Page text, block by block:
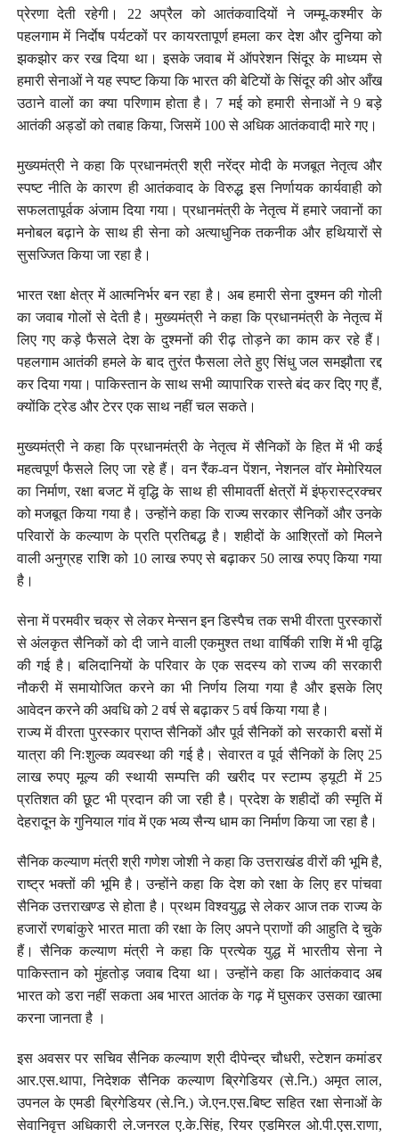
प्रेरणा देती रहेगी। 22 अप्रैल को आतंकवादियों ने जम्मू-कश्मीर के
पहलगाम में निर्दाेष पर्यटकों पर कायरतापूर्ण हमला कर देश और दुनिया को
झकझोर कर रख दिया था। इसके जवाब में ऑपरेशन सिंदूर के माध्यम से
हमारी सेनाओं ने यह स्पष्ट किया कि भारत की बेटियों के सिंदूर की ओर आँख
उठाने वालों का क्या परिणाम होता है। 7 मई को हमारी सेनाओं ने 9 बड़े
आतंकी अड्डों को तबाह किया, जिसमें 100 से अधिक आतंकवादी मारे गए।
मुख्यमंत्री ने कहा कि प्रधानमंत्री श्री नरेंद्र मोदी के मजबूत नेतृत्व और
स्पष्ट नीति के कारण ही आतंकवाद के विरुद्ध इस निर्णायक कार्यवाही को
सफलतापूर्वक अंजाम दिया गया। प्रधानमंत्री के नेतृत्व में हमारे जवानों का
मनोबल बढ़ाने के साथ ही सेना को अत्याधुनिक तकनीक और हथियारों से
सुसज्जित किया जा रहा है।
भारत रक्षा क्षेत्र में आत्मनिर्भर बन रहा है। अब हमारी सेना दुश्मन की गोली
का जवाब गोलों से देती है। मुख्यमंत्री ने कहा कि प्रधानमंत्री के नेतृत्व में
लिए गए कड़े फैसले देश के दुश्मनों की रीढ़ तोड़ने का काम कर रहे हैं।
पहलगाम आतंकी हमले के बाद तुरंत फैसला लेते हुए सिंधु जल समझौता रद्द
कर दिया गया। पाकिस्तान के साथ सभी व्यापारिक रास्ते बंद कर दिए गए हैं,
क्योंकि ट्रेड और टेरर एक साथ नहीं चल सकते।
मुख्यमंत्री ने कहा कि प्रधानमंत्री के नेतृत्व में सैनिकों के हित में भी कई
महत्वपूर्ण फैसले लिए जा रहे हैं। वन रैंक-वन पेंशन, नेशनल वॉर मेमोरियल
का निर्माण, रक्षा बजट में वृद्धि के साथ ही सीमावर्ती क्षेत्रों में इंफ्रास्ट्रक्चर
को मजबूत किया गया है। उन्होंने कहा कि राज्य सरकार सैनिकों और उनके
परिवारों के कल्याण के प्रति प्रतिबद्ध है। शहीदों के आश्रितों को मिलने
वाली अनुग्रह राशि को 10 लाख रुपए से बढ़ाकर 50 लाख रुपए किया गया
है।
सेना में परमवीर चक्र से लेकर मेन्सन इन डिस्पैच तक सभी वीरता पुरस्कारों
से अंलकृत सैनिकों को दी जाने वाली एकमुश्त तथा वार्षिकी राशि में भी वृद्धि
की गई है। बलिदानियों के परिवार के एक सदस्य को राज्य की सरकारी
नौकरी में समायोजित करने का भी निर्णय लिया गया है और इसके लिए
आवेदन करने की अवधि को 2 वर्ष से बढ़ाकर 5 वर्ष किया गया है।
राज्य में वीरता पुरस्कार प्राप्त सैनिकों और पूर्व सैनिकों को सरकारी बसों में
यात्रा की निःशुल्क व्यवस्था की गई है। सेवारत व पूर्व सैनिकों के लिए 25
लाख रुपए मूल्य की स्थायी सम्पत्ति की खरीद पर स्टाम्प ड्यूटी में 25
प्रतिशत की छूट भी प्रदान की जा रही है। प्रदेश के शहीदों की स्मृति में
देहरादून के गुनियाल गांव में एक भव्य सैन्य धाम का निर्माण किया जा रहा है।
सैनिक कल्याण मंत्री श्री गणेश जोशी ने कहा कि उत्तराखंड वीरों की भूमि है,
राष्ट्र भक्तों की भूमि है। उन्होंने कहा कि देश को रक्षा के लिए हर पांचवा
सैनिक उत्तराखण्ड से होता है। प्रथम विश्वयुद्ध से लेकर आज तक राज्य के
हजारों रणबांकुरे भारत माता की रक्षा के लिए अपने प्राणों की आहुति दे चुके
हैं। सैनिक कल्याण मंत्री ने कहा कि प्रत्येक युद्ध में भारतीय सेना ने
पाकिस्तान को मुंहतोड़ जवाब दिया था। उन्होंने कहा कि आतंकवाद अब
भारत को डरा नहीं सकता अब भारत आतंक के गढ़ में घुसकर उसका खात्मा
करना जानता है ।
इस अवसर पर सचिव सैनिक कल्याण श्री दीपेन्द्र चौधरी, स्टेशन कमांडर
आर.एस.थापा, निदेशक सैनिक कल्याण ब्रिगेडियर (से.नि.) अमृत लाल,
उपनल के एमडी ब्रिगेडियर (से.नि.) जे.एन.एस.बिष्ट सहित रक्षा सेनाओं के
सेवानिवृत्त अधिकारी ले.जनरल ए.के.सिंह, रियर एडमिरल ओ.पी.एस.राणा,